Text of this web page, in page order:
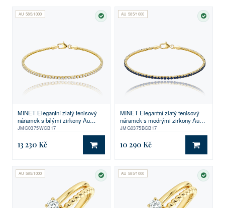
AU 585/1000
SKLADEM
MINET Elegantní zlatý tenisový
náramek s bílými zirkony Au
585/1000 2,25g
JMG0375WGB17
13 230 Kč DO KOŠÍKU
AU 585/1000
MINET Elegantní zlatý tenisový
náramek s modrými zirkony Au
585/1000 1,75g
JMG0375BGB17
10 290 Kč DO
AU 585/1000
SKLADEM
AU 585/1000